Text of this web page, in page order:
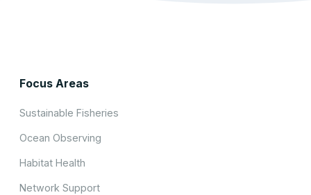
Focus Areas
Sustainable Fisheries
Ocean Observing
Habitat Health
Network Support